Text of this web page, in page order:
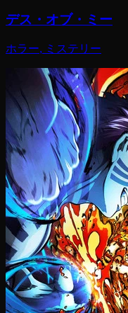
デス・オブ・ミー
ホラー, ミステリー